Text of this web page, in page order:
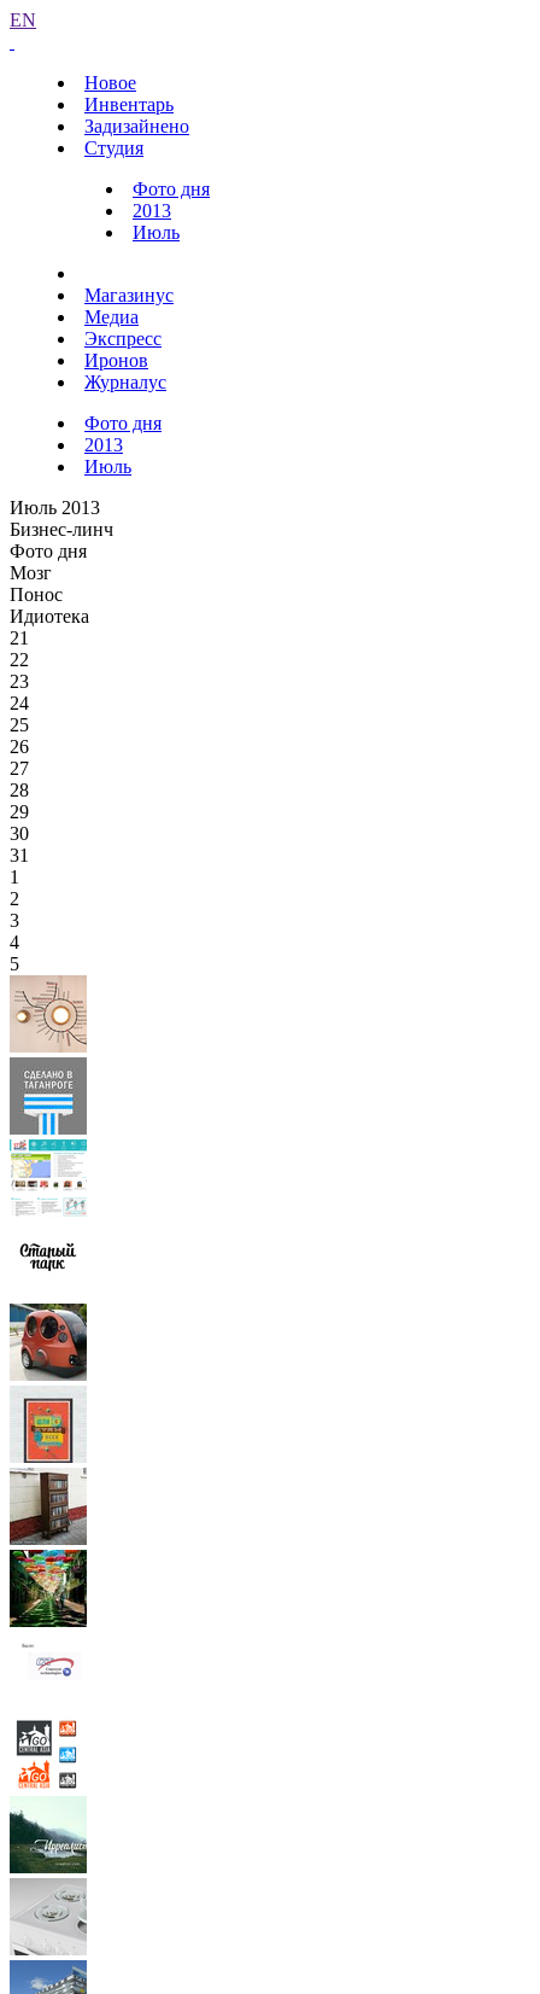
EN
Новое
Инвентарь
Задизайнено
Студия
Фото дня
2013
Июль
Магазинус
Медиа
Экспресс
Иронов
Журналус
Фото дня
2013
Июль
Июль 2013
Бизнес-линч
Фото дня
Мозг
Понос
Идиотека
21
22
23
24
25
26
27
28
29
30
31
1
2
3
4
5